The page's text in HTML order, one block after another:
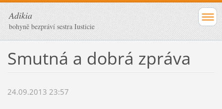
Adikia
bohyně bezpráví sestra Iusticie
Smutná a dobrá zpráva
24.09.2013 23:57